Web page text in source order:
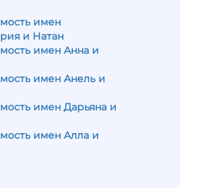
имен
и Натан
имен Анна и
имен Анель и
имен Дарьяна и
имен Алла и